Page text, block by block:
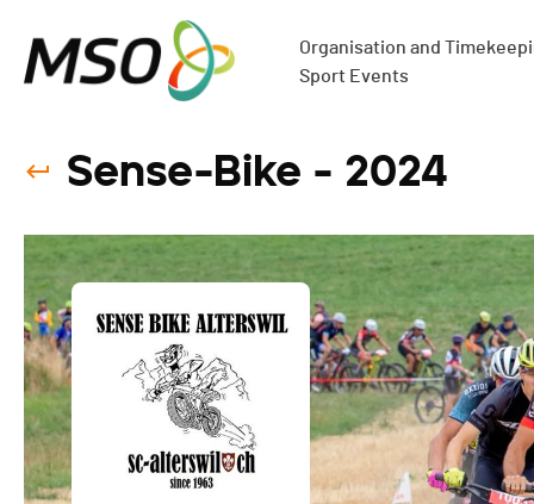
Organisation and
Sport Events
Sense-Bike - 2024